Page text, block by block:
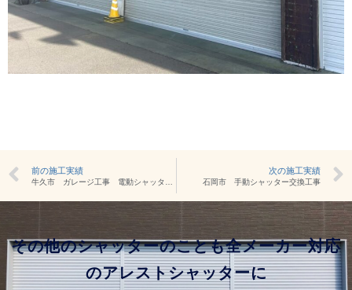
前の施工実績 次の施工実績
石岡市 手動シャッター交換工事
その他のシャッターのことも全メーカー対応
のアレストシャッターに